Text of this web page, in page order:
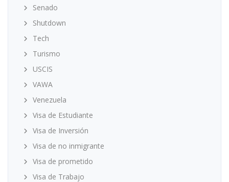
Senado
Shutdown
Tech
Turismo
USCIS
VAWA
Venezuela
Visa de Estudiante
Visa de Inversión
Visa de no inmigrante
Visa de prometido
Visa de Trabajo